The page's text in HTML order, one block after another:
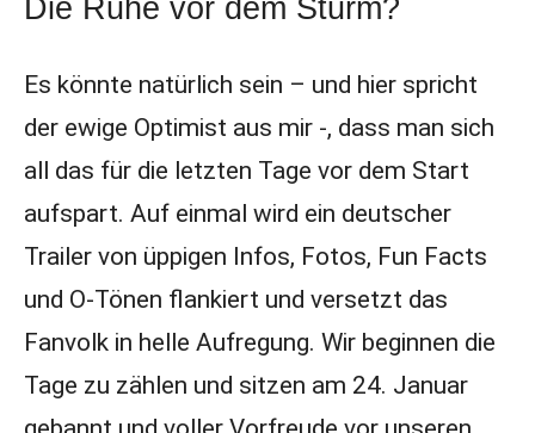
Die Ruhe vor dem Sturm?
Es könnte natürlich sein – und hier spricht
der ewige Optimist aus mir -, dass man sich
all das für die letzten Tage vor dem Start
aufspart. Auf einmal wird ein deutscher
Trailer von üppigen Infos, Fotos, Fun Facts
und O-Tönen flankiert und versetzt das
Fanvolk in helle Aufregung. Wir beginnen die
Tage zu zählen und sitzen am 24. Januar